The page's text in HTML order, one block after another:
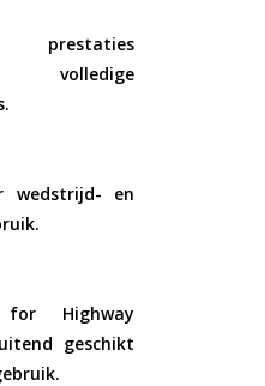
prestaties
volledige
wedstrijd- en
Highway
geschikt